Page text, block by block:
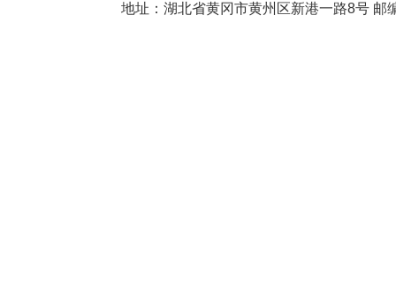
地址：湖北省黄冈市黄州区新港一路8号